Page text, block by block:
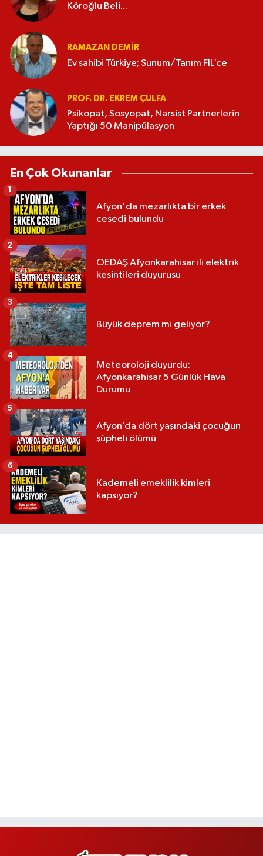
Köroğlu Beli...
RAMAZAN DEMİR
Ev sahibi Türkiye; Sunum/Tanım FİL’ce
PROF. DR. EKREM ÇULFA
Psikopat, Sosyopat, Narsist Partnerlerin
Yaptığı 50 Manipülasyon
En Çok Okunanlar
Afyon'da mezarlıkta bir erkek
cesedi bulundu
1
OEDAŞ Afyonkarahisar ili elektrik
kesintileri duyurusu
2
Büyük deprem mi geliyor?
3
Meteoroloji duyurdu:
Afyonkarahisar 5 Günlük Hava
Durumu
4
Afyon’da dört yaşındaki çocuğun
şüpheli ölümü
5
Kademeli emeklilik kimleri
kapsıyor?
6